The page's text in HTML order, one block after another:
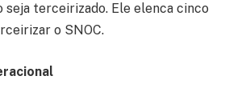
seja terceirizado. Ele elenca cinco
o SNOC.